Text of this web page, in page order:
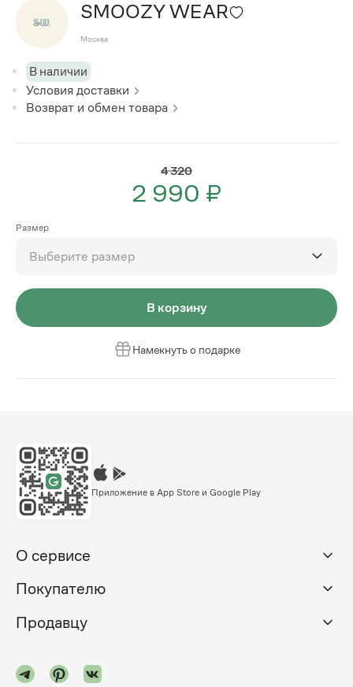
SMOOZY WEAR
Москва
В наличии
Условия доставки
Возврат и обмен товара
4 320
2 990 ₽
Размер
Выберите размер
В корзину
Намекнуть о подарке
Приложение в App Store и Google Play
О сервисе
Покупателю
Продавцу